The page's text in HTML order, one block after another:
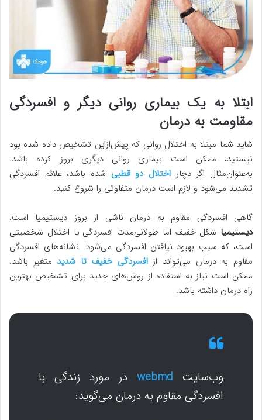
ابتلا به یک بیماری روانی دیگر و افسردگی
مقاومت به درمان
شاید شما مبتلا به اختلال روانی که پیش‌ازاین تشخیص داده شده بود
نیستید، ممکن است بیماری روانی دیگری بروز کرده باشد.
به‌عنوان‌مثال اگر دچار اختلال دو قطبی شده باشد، علائم افسردگی
تشدید می‌شود و لازم است درمان متفاوتی را شروع کنید.
گاهی افسردگی مقاوم به درمان ناشی از بروز دیستیمیا است.
دیستیمیا شکل خفیف اما طولانی‌مدت افسردگی یا اختلال شخصیتی
است، که سبب بهبود نیافتن افسردگی می‌شود. نشانه‌های افسردگی
مقاوم به درمان می‌تواند ازافسردگی خفیف تا شدیدمتغیر باشد.
ممکن است نیاز به استفاده از روش‌های جدید برای تشخیص بهترین
راه درمان داشته باشد.
وب‌سایت webmd در مورد زندگی با
افسردگی مقاوم به درمان می‌گوید: